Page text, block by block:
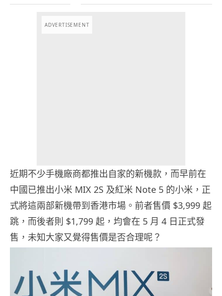
ADVERTISEMENT
近期不少手機廠商都推出自家的新機款，而早前在
中國已推出小米 MIX 2S 及紅米 Note 5 的小米，正
式將這兩部新機帶到香港市場。前者售價 $3,999 起
跳，而後者則 $1,799 起，均會在 5 月 4 日正式發
售，未知大家又覺得售價是否合理呢？